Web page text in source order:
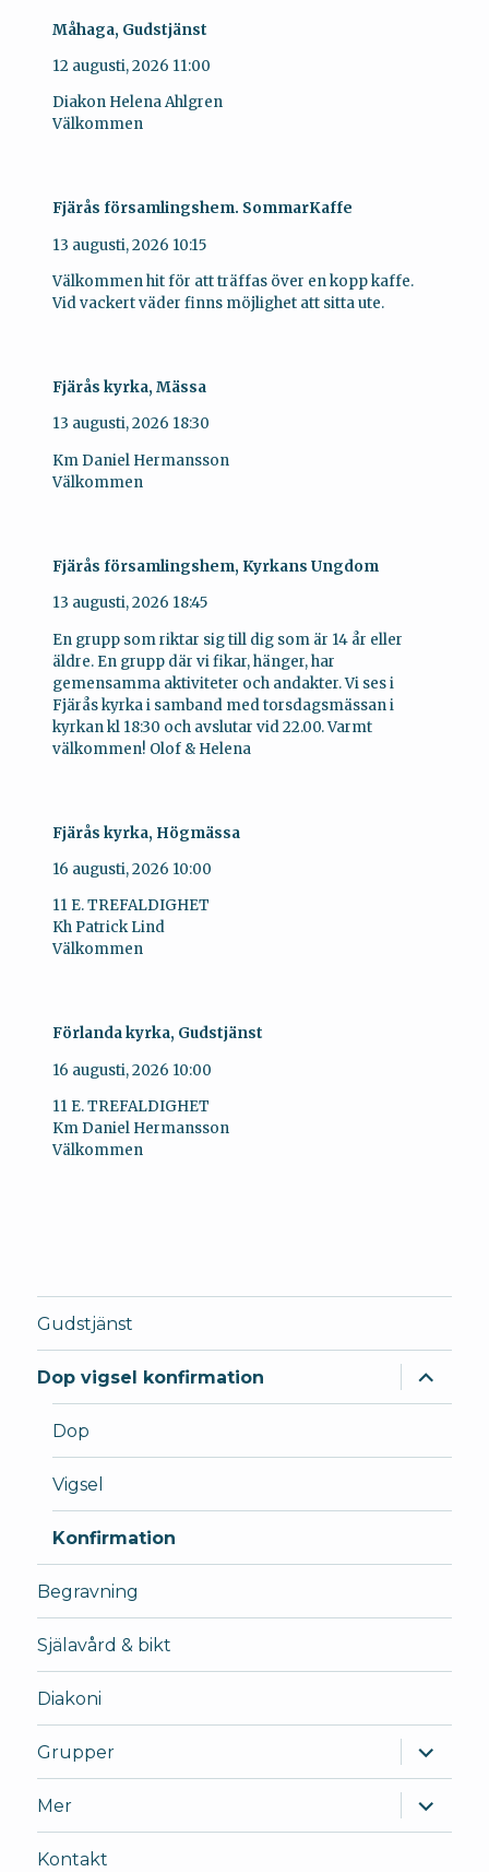
Måhaga, Gudstjänst
12 augusti, 2026 11:00
Diakon Helena Ahlgren
Välkommen
Fjärås församlingshem. SommarKaffe
13 augusti, 2026 10:15
Välkommen hit för att träffas över en kopp kaffe.
Vid vackert väder finns möjlighet att sitta ute.
Fjärås kyrka, Mässa
13 augusti, 2026 18:30
Km Daniel Hermansson
Välkommen
Fjärås församlingshem, Kyrkans Ungdom
13 augusti, 2026 18:45
En grupp som riktar sig till dig som är 14 år eller
äldre. En grupp där vi fikar, hänger, har
gemensamma aktiviteter och andakter. Vi ses i
Fjärås kyrka i samband med torsdagsmässan i
kyrkan kl 18:30 och avslutar vid 22.00. Varmt
välkommen! Olof & Helena
Fjärås kyrka, Högmässa
16 augusti, 2026 10:00
11 E. TREFALDIGHET
Kh Patrick Lind
Välkommen
Förlanda kyrka, Gudstjänst
16 augusti, 2026 10:00
11 E. TREFALDIGHET
Km Daniel Hermansson
Välkommen
Gudstjänst
Dop vigsel konfirmation
Dop
Vigsel
Konfirmation
Begravning
Själavård & bikt
Diakoni
Grupper
Mer
Kontakt